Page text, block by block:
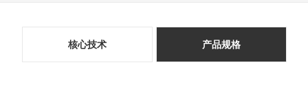
核心技术 产品规格